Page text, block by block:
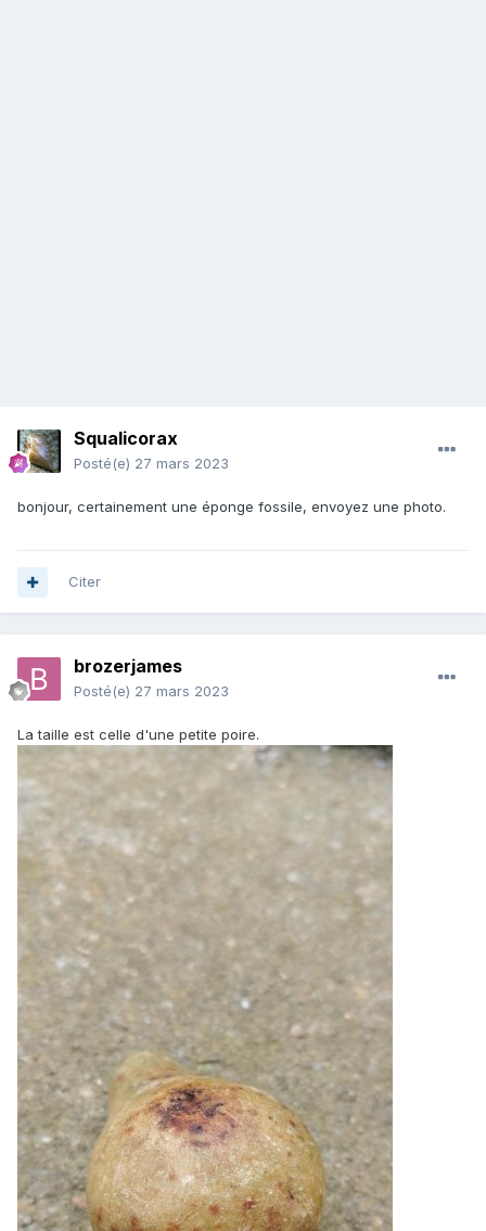
Squalicorax
Posté(e) 27 mars 2023
bonjour, certainement une éponge fossile, envoyez une photo.
Citer
brozerjames
Posté(e) 27 mars 2023
La taille est celle d'une petite poire.